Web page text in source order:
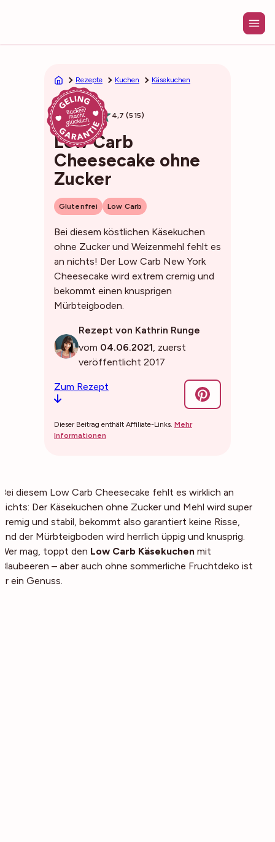
Rezepte Kuchen Käsekuchen
1h15min 4,7 (515)
Low Carb
Cheesecake ohne
Zucker
Glutenfrei Low Carb
Bei diesem köstlichen Käsekuchen
ohne Zucker und Weizenmehl fehlt es
an nichts! Der Low Carb New York
Cheesecake wird extrem cremig und
bekommt einen knusprigen
Mürbteigboden.
Rezept von Kathrin Runge
vom 04.06.2021, zuerst
veröffentlicht 2017
Zum Rezept
Dieser Beitrag enthält Affiliate-Links. Mehr
Informationen
Bei diesem Low Carb Cheesecake fehlt es wirklich an
nichts: Der Käsekuchen ohne Zucker und Mehl wird super
cremig und stabil, bekommt also garantiert keine Risse,
und der Mürbteigboden wird herrlich üppig und knusprig.
Wer mag, toppt den Low Carb Käsekuchen mit
Blaubeeren – aber auch ohne sommerliche Fruchtdeko ist
er ein Genuss.